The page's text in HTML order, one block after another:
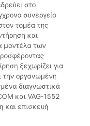
στο
συνεργείο
τομέα της
και
μοντέλα των
ξεχωρίζει για
την οργανωμένη
διαγνωστικά
και VAG-1552
και επισκευή